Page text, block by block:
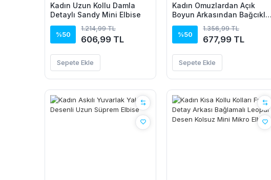
Kadın Uzun Kollu Damla
Detaylı Sandy Mini Elbise
%50
1.214,99 TL
606,99 TL
Sepete Ekle
Kadın Omuzlardan Açık
Boyun Arkasından Bağcıklı
Beli Lastikli Kısa Süprem
Elbise
%50
1.356,99 TL
677,99 TL
Sepete Ekle